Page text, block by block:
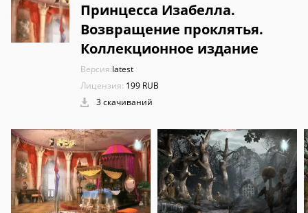
Принцесса Изабелла.
Возвращение проклятья.
Коллекционное издание
Версия:latest
Лицензия: 199 RUB
3 скачиваний